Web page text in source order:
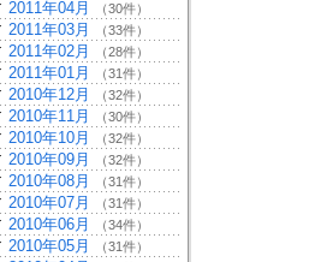
2011年04月 （30件）
2011年03月 （33件）
2011年02月 （28件）
2011年01月 （31件）
2010年12月 （32件）
2010年11月 （30件）
2010年10月 （32件）
2010年09月 （32件）
2010年08月 （31件）
2010年07月 （31件）
2010年06月 （34件）
2010年05月 （31件）